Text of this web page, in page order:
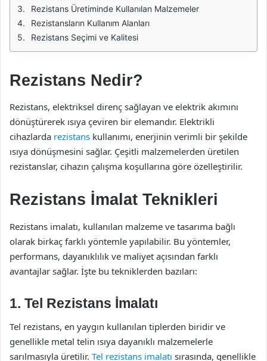
Rezistans Üretiminde Kullanılan Malzemeler
Rezistansların Kullanım Alanları
Rezistans Seçimi ve Kalitesi
Rezistans Nedir?
Rezistans, elektriksel direnç sağlayan ve elektrik akımını
dönüştürerek ısıya çeviren bir elemandır. Elektrikli
cihazlarda rezistans kullanımı, enerjinin verimli bir şekilde
ısıya dönüşmesini sağlar. Çeşitli malzemelerden üretilen
rezistanslar, cihazın çalışma koşullarına göre özelleştirilir.
Rezistans İmalat Teknikleri
Rezistans imalatı, kullanılan malzeme ve tasarıma bağlı
olarak birkaç farklı yöntemle yapılabilir. Bu yöntemler,
performans, dayanıklılık ve maliyet açısından farklı
avantajlar sağlar. İşte bu tekniklerden bazıları:
1. Tel Rezistans İmalatı
Tel rezistans, en yaygın kullanılan tiplerden biridir ve
genellikle metal telin ısıya dayanıklı malzemelerle
sarılmasıyla üretilir. Tel rezistans imalatı sırasında, genellikle